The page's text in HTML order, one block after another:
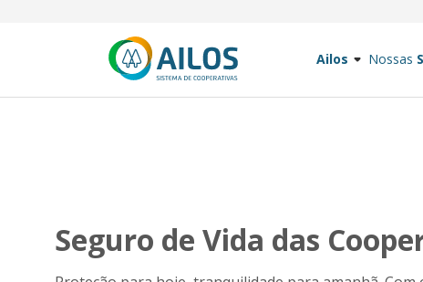
Ailos Nossas
Seguro de Vida das